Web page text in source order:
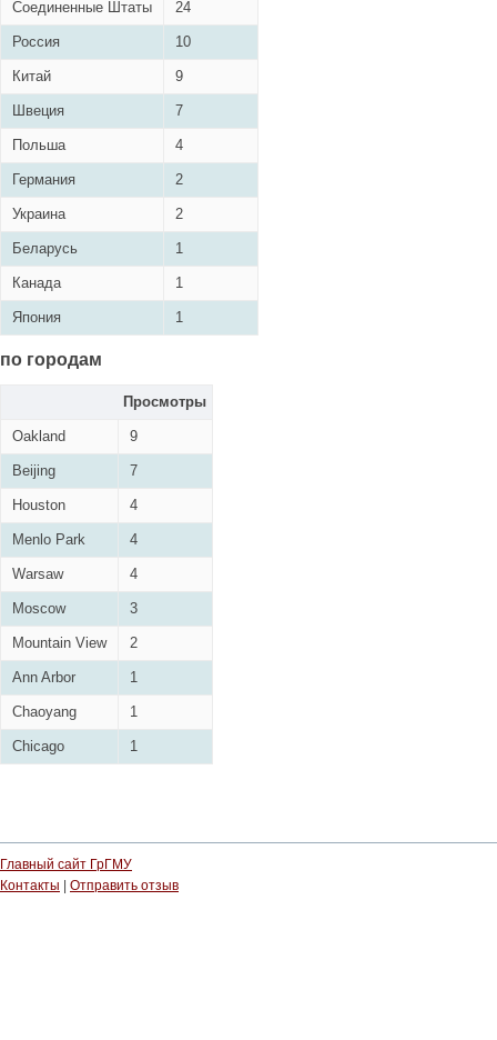
Соединенные Штаты 24
Россия 10
Китай 9
Швеция 7
Польша 4
Германия 2
Украина 2
Беларусь 1
Канада 1
Япония 1
по городам
Просмотры
Oakland 9
Beijing 7
Houston 4
Menlo Park 4
Warsaw 4
Moscow 3
Mountain View 2
Ann Arbor 1
Chaoyang 1
Chicago 1
Главный сайт ГрГМУ
Контакты
Отправить отзыв